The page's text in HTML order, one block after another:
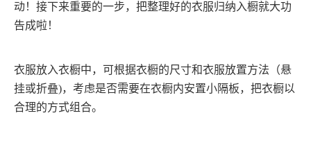
动！接下来重要的一步，把整理好的衣服归纳入橱就大功
告成啦！
衣服放入衣橱中，可根据衣橱的尺寸和衣服放置方法（悬
挂或折叠)，考虑是否需要在衣橱内安置小隔板，把衣橱以
合理的方式组合。